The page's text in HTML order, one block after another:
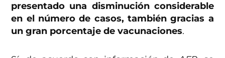
presentado una disminución considerable
en el número de casos, también gracias a
un gran porcentaje de vacunaciones.